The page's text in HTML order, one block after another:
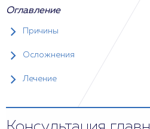
Оглавление
Причины
Осложнения
Лечение